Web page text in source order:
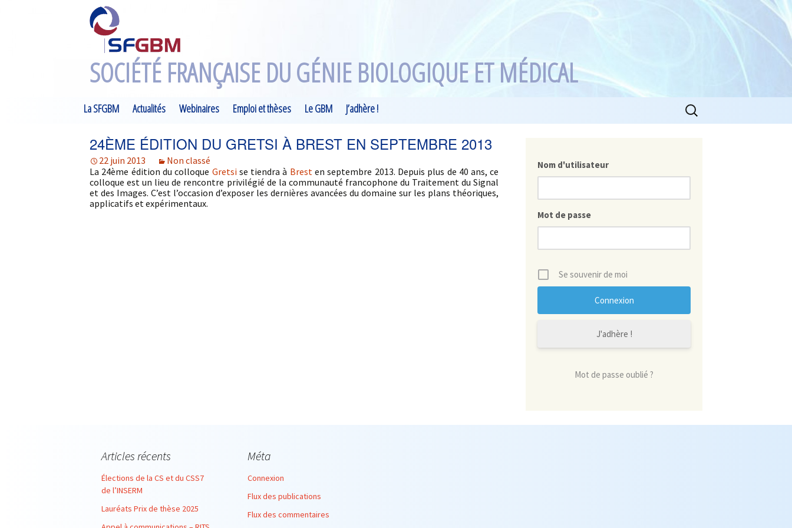
SOCIÉTÉ FRANÇAISE DU GÉNIE BIOLOGIQUE ET MÉDICAL
Aller
La SFGBM
Vice-Présidente
Actions
Conseil d’administration
Partenaires
Actualités
Toutes les actualités
Archives Newsletters
Webinaires
Emploi et thèses
Emplois
Post-Doc
Formations
Le GBM
Formations
J’adhère ! Rechercher :
24ÈME ÉDITION DU GRETSI À BREST EN SEPTEMBRE 2013
22 juin 2013
Non classé
La 24ème édition du colloque Gretsise tiendra à Bresten septembre 2013. Depuis plus de 40 ans, ce
colloque est un lieu de rencontre privilégié de la communauté francophone du Traitement du Signal
et des Images. C’est l’occasion d’exposer les dernières avancées du domaine sur les plans théoriques,
applicatifs et expérimentaux.
Nom d'utilisateur
Mot de passe
Se souvenir de moi
J'adhère !
Mot de passe oublié ?
Articles récents
Élections de la CS et du CSS7
de l’INSERM
Lauréats Prix de thèse 2025
Méta
Connexion
Flux des publications
Flux des commentaires